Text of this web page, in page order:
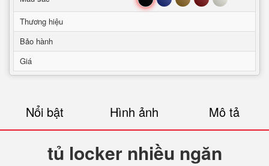
Thương hiệu
Bảo hành
Giá
Nổi bật Hình ảnh Mô tả
tủ locker nhiều ngăn